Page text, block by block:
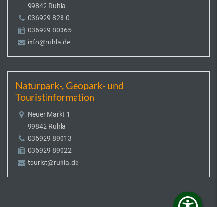
99842 Ruhla
036929 828-0
036929 80365
info@ruhla.de
Naturpark-, Geopark- und
Touristinformation
Neuer Markt 1
99842 Ruhla
036929 89013
036929 89022
tourist@ruhla.de